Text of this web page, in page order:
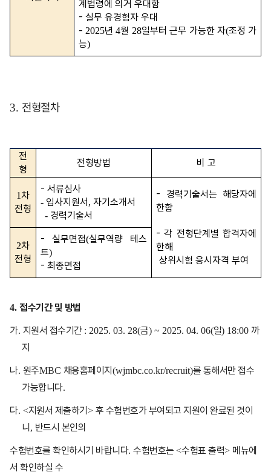
계법령에 의거 우대함
- 실무 유경험자 우대
-2025년4월 28일부터 근무 가능한 자(조정 가
능)
3. 전형절차
전
형
전형방법 비 고
1차
전형
- 서류심사
- 입사지원서 , 자기소개서
- 경력기술서
- 경력기술서는 해당자에
한함
-각 전형단계별 합격자에
한해
상위시험 응시자격 부여
2차
전형
- 실무면접(실무역량 테스
트)
- 최종면접
4. 접수기간 및 방법
가. 지원서 접수기간 : 2025. 03. 28(금) ~ 2025. 04. 06(일) 18:00 까
지
나. 원주MBC 채용홈페이지 (wjmbc.co.kr/recruit)를 통해서만 접수
가능합니다.
다. <지원서 제출하기 > 후 수험번호가 부여되고 지원이 완료된 것이
니 , 반드시 본인의
수험번호를 확인하시기 바랍니다. 수험번호는 <수험표 출력> 메뉴에
서 확인하실 수